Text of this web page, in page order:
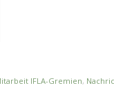
IFLA-Gremien,